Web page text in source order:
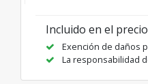
Incluido en el
Exención de daños
La responsabilidad